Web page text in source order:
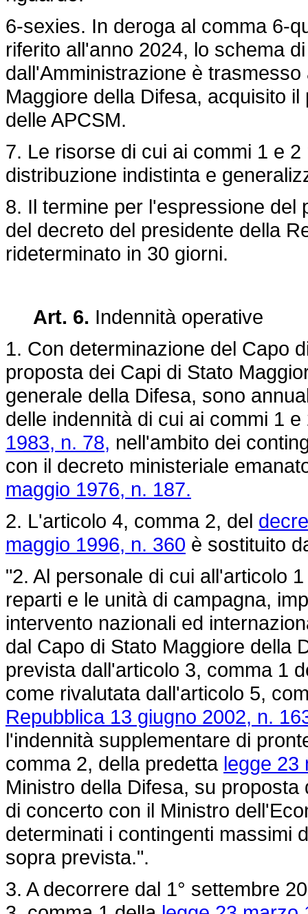
6-sexies. In deroga al comma 6-
riferito all'anno 2024, lo schema
dall'Amministrazione è
Maggiore della Difesa, acquisito
delle APCSM.
7. Le risorse di cui ai commi 1 e
distribuzione indistinta e
8. Il termine per l'espressione del
del decreto del presidente della
rideterminato in 30 giorni.
Art. 6. Indennità operative
1. Con determinazione del Capo
proposta dei Capi di Stato
generale della Difesa, sono
delle indennità di cui ai commi 1
1983, n. 78, nell'ambito dei
con il decreto ministeriale
maggio 1976, n. 187.
2. L'articolo 4, comma 2, del
maggio 1996, n. 360 è sostituito
"2. Al personale di cui all'articolo
reparti e le unità di campagna,
intervento nazionali ed
dal Capo di Stato Maggiore della
prevista dall'articolo 3, comma 1
come rivalutata dall'articolo 5,
Repubblica 13 giugno 2002, n.
l'indennità supplementare di
comma 2, della predetta legge 23
Ministro della Difesa, su
di concerto con il Ministro
determinati i contingenti massimi
sopra prevista.".
3. A decorrere dal 1° settembre